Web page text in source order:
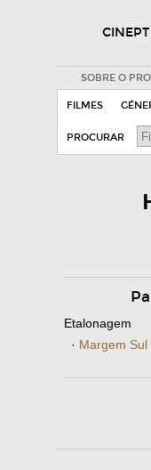
CINEPT
SOBRE O
FILMES
PROCURAR
Etalonagem
· Margem Sul